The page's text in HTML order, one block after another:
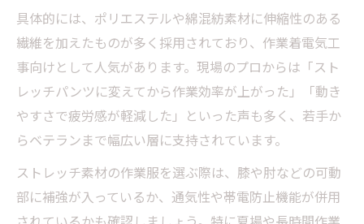
具体的には、ポリエステルや綿混紡素材に伸縮性のある
繊維を加えたものが多く採用されており、作業着電気工
事向けとして人気があります。現場のプロからは「スト
レッチパンツに変えてから作業効率が上がった」「動き
やすさで疲労感が軽減した」といった声も多く、若手か
らベテランまで幅広い層に支持されています。
ストレッチ素材の作業服を選ぶ際は、膝や肘などの可動
部に補強が入っているか、通気性や帯電防止機能が併用